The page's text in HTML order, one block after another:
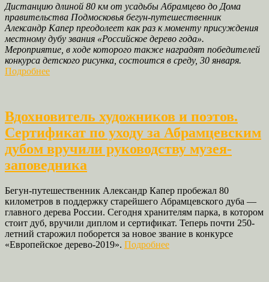
Дистанцию длиной 80 км от усадьбы Абрамцево до Дома
правительства Подмосковья бегун-путешественник
Александр Капер преодолеет как раз к моменту присуждения
местному дубу звания «Российское дерево года».
Мероприятие, в ходе которого также наградят победителей
конкурса детского рисунка, состоится в среду, 30 января.
Подробнее
Вдохновитель художников и поэтов.
Сертификат по уходу за Абрамцевским
дубом вручили руководству музея‐
заповедника
Бегун-путешественник Александр Капер пробежал 80
километров в поддержку старейшего Абрамцевского дуба —
главного дерева России. Сегодня хранителям парка, в котором
стоит дуб, вручили диплом и сертификат. Теперь почти 250-
летний старожил поборется за новое звание в конкурсе
«Европейское дерево-2019». Подробнее